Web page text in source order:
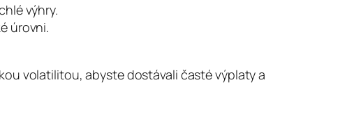
výhry.
úrovni.
volatilitou, abyste dostávali časté výplaty a